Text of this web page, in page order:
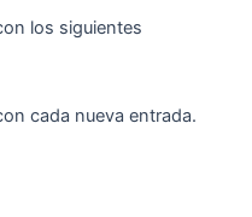
los siguientes
cada nueva entrada.